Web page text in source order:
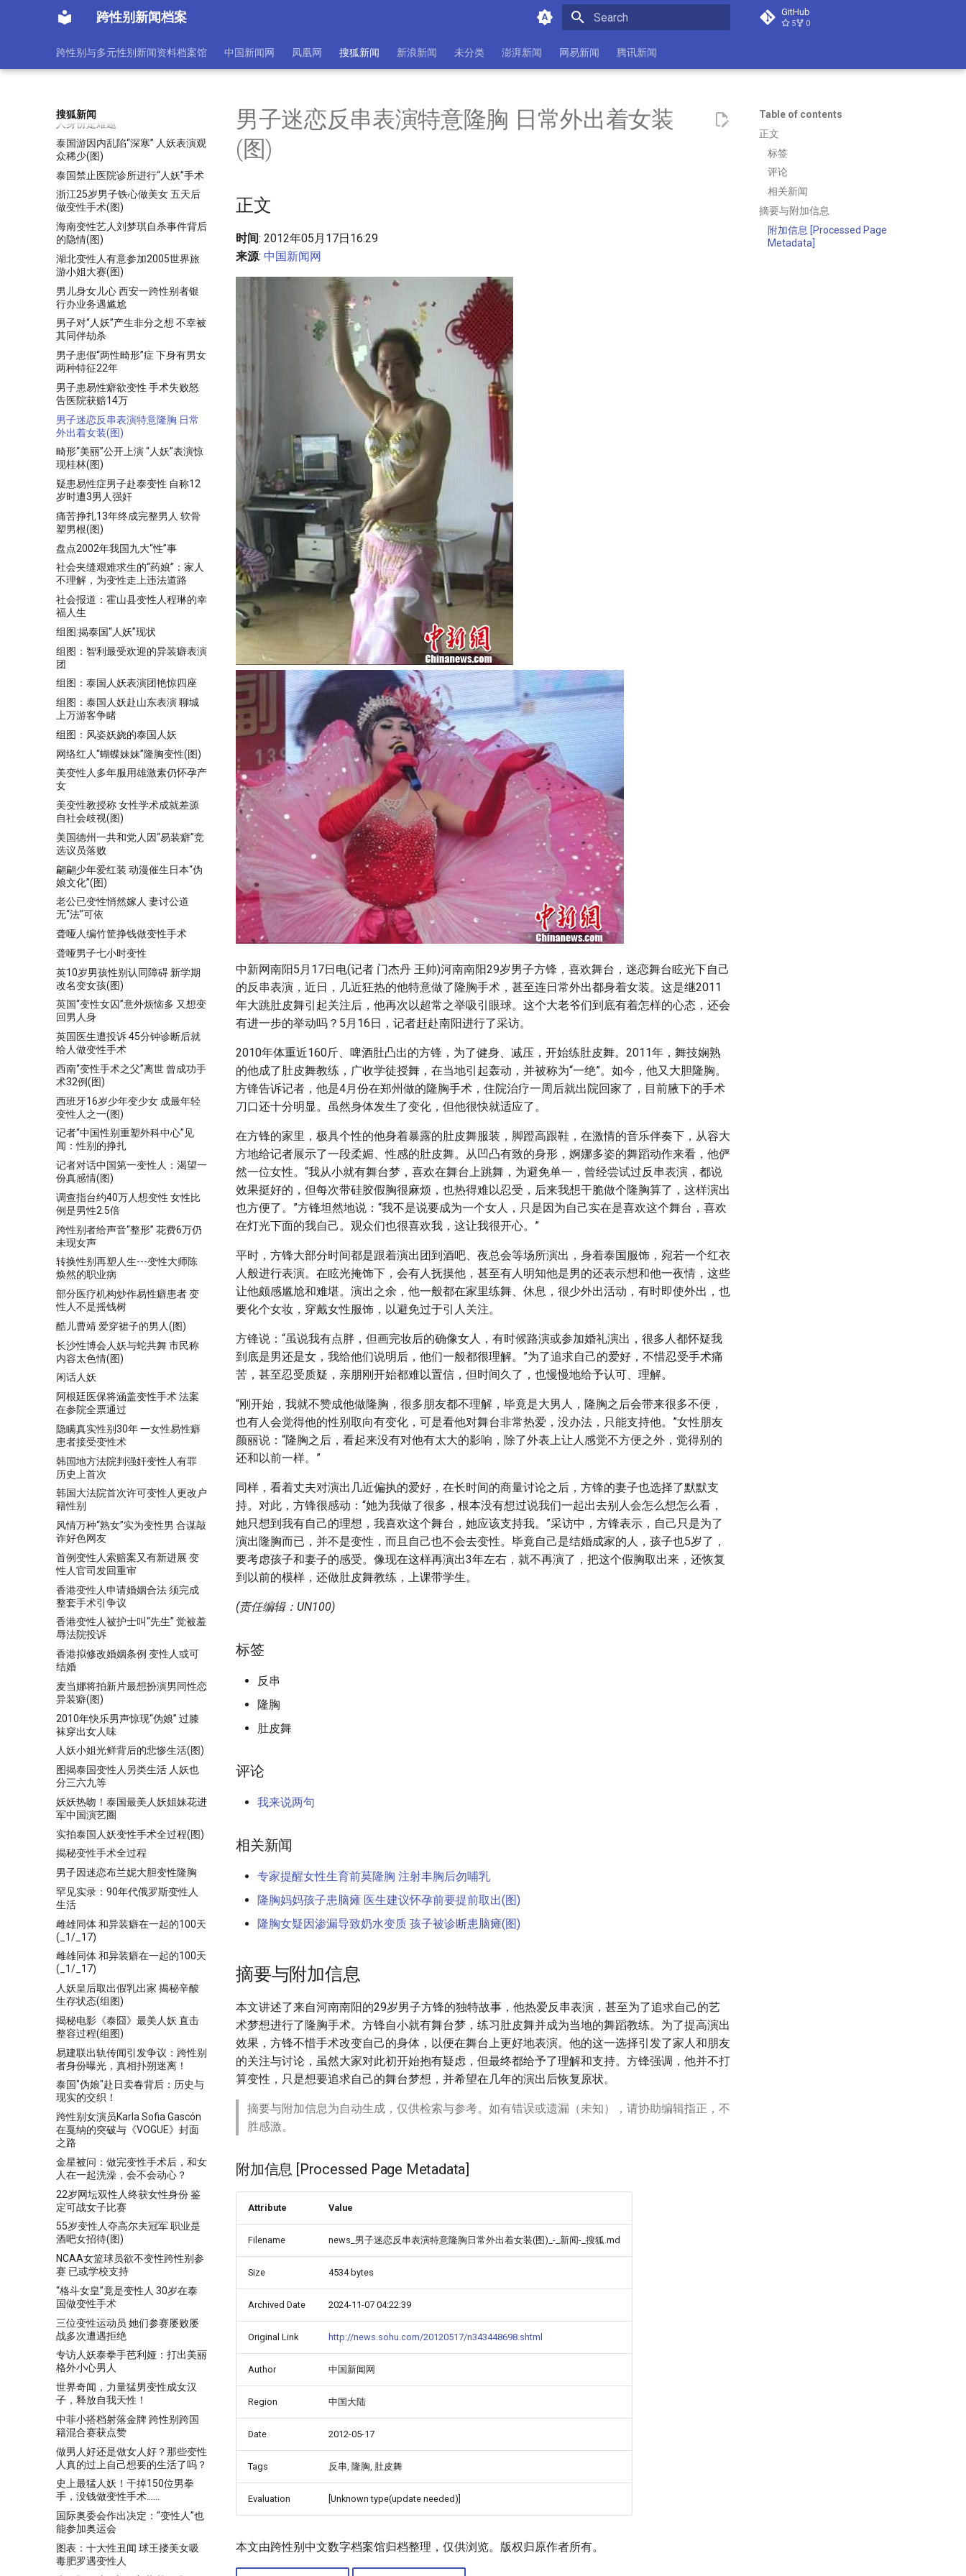
跨性别新闻档案 GitHub
5 0
跨性别与多元性别新闻资料档案馆 中国新闻网 凤凰网 搜狐新闻 新浪新闻 未分类 澎湃新闻 网易新闻 腾讯新闻
搜狐新闻
泰国人妖演出表演(组图)
泰国人妖的超级诱惑(图)
泰国人妖辛酸生活揭秘：竞争激烈
无缘爱情(图)
泰国变性手术不被中国承认 变性
人身份是难题
泰国游因内乱陷“深寒” 人妖表演观
众稀少(图)
泰国禁止医院诊所进行“人妖”手术
浙江25岁男子铁心做美女 五天后
做变性手术(图)
海南变性艺人刘梦琪自杀事件背后
的隐情(图)
湖北变性人有意参加2005世界旅
游小姐大赛(图)
男儿身女儿心 西安一跨性别者银
行办业务遇尴尬
男子对“人妖”产生非分之想 不幸被
其同伴劫杀
男子患假“两性畸形”症 下身有男女
两种特征22年
男子患易性癖欲变性 手术失败怒
告医院获赔14万
男子迷恋反串表演特意隆胸 日常
外出着女装(图)
畸形“美丽”公开上演 “人妖”表演惊
现桂林(图)
疑患易性症男子赴泰变性 自称12
岁时遭3男人强奸
痛苦挣扎13年终成完整男人 软骨
塑男根(图)
盘点2002年我国九大“性”事
社会夹缝艰难求生的“药娘”：家人
不理解，为变性走上违法道路
社会报道：霍山县变性人程琳的幸
福人生
组图:揭泰国“人妖”现状
组图：智利最受欢迎的异装癖表演
团
组图：泰国人妖表演团艳惊四座
组图：泰国人妖赴山东表演 聊城
上万游客争睹
组图：风姿妖娆的泰国人妖
网络红人“蝴蝶妹妹”隆胸变性(图)
美变性人多年服用雄激素仍怀孕产
女
美变性教授称 女性学术成就差源
自社会歧视(图)
美国德州一共和党人因“易装癖”竞
选议员落败
翩翩少年爱红装 动漫催生日本“伪
娘文化”(图)
老公已变性悄然嫁人 妻讨公道
无“法”可依
聋哑人编竹筐挣钱做变性手术
聋哑男子七小时变性
英10岁男孩性别认同障碍 新学期
改名变女孩(图)
英国“变性女囚”意外烦恼多 又想变
回男人身
英国医生遭投诉 45分钟诊断后就
给人做变性手术
西南“变性手术之父”离世 曾成功手
术32例(图)
西班牙16岁少年变少女 成最年轻
变性人之一(图)
记者“中国性别重塑外科中心”见
闻：性别的挣扎
记者对话中国第一变性人：渴望一
份真感情(图)
调查指台约40万人想变性 女性比
例是男性2.5倍
跨性别者给声音“整形” 花费6万仍
未现女声
转换性别再塑人生---变性大师陈
焕然的职业病
部分医疗机构炒作易性癖患者 变
性人不是摇钱树
酷儿曹靖 爱穿裙子的男人(图)
长沙性博会人妖与蛇共舞 市民称
内容太色情(图)
闲话人妖
阿根廷医保将涵盖变性手术 法案
在参院全票通过
隐瞒真实性别30年 一女性易性癖
患者接受变性术
韩国地方法院判强奸变性人有罪
历史上首次
韩国大法院首次许可变性人更改户
籍性别
风情万种“熟女”实为变性男 合谋敲
诈好色网友
首例变性人索赔案又有新进展 变
性人官司发回重审
香港变性人申请婚姻合法 须完成
整套手术引争议
香港变性人被护士叫“先生” 觉被羞
辱法院投诉
香港拟修改婚姻条例 变性人或可
结婚
麦当娜将拍新片最想扮演男同性恋
异装癖(图)
2010年快乐男声惊现“伪娘” 过膝
袜穿出女人味
人妖小姐光鲜背后的悲惨生活(图)
图揭泰国变性人另类生活 人妖也
分三六九等
妖妖热吻！泰国最美人妖姐妹花进
军中国演艺圈
实拍泰国人妖变性手术全过程(图)
揭秘变性手术全过程
男子因迷恋布兰妮大胆变性隆胸
罕见实录：90年代俄罗斯变性人
生活
雌雄同体 和异装癖在一起的100天
(_1/_17)
雌雄同体 和异装癖在一起的100天
(_1/_17)
人妖皇后取出假乳出家 揭秘辛酸
生存状态(组图)
揭秘电影《泰囧》最美人妖 直击
整容过程(组图)
易建联出轨传闻引发争议：跨性别
者身份曝光，真相扑朔迷离！
泰国"伪娘"赴日卖春背后：历史与
现实的交织！
跨性别女演员Karla Sofia Gascón
在戛纳的突破与《VOGUE》封面
之路
金星被问：做完变性手术后，和女
人在一起洗澡，会不会动心？
22岁网坛双性人终获女性身份 鉴
定可战女子比赛
55岁变性人夺高尔夫冠军 职业是
酒吧女招待(图)
NCAA女篮球员欲不变性跨性别参
赛 已或学校支持
“格斗女皇”竟是变性人 30岁在泰
国做变性手术
三位变性运动员 她们参赛屡败屡
战多次遭遇拒绝
专访人妖泰拳手芭利娅：打出美丽
格外小心男人
世界奇闻，力量猛男变性成女汉
子，释放自我天性！
中菲小搭档射落金牌 跨性别跨国
籍混合赛获点赞
做男人好还是做女人好？那些变性
人真的过上自己想要的生活了吗？
史上最猛人妖！干掉150位男拳
手，没钱做变性手术……
国际奥委会作出决定：“变性人”也
能参加奥运会
图表：十大性丑闻 球王搂美女吸
毒肥罗遇变性人
Table of contents
正文
标签
评论
相关新闻
摘要与附加信息
附加信息 [Processed Page
Metadata]
男子迷恋反串表演特意隆胸 日常外出着女装
(图)
正文
时间: 2012年05月17日16:29
来源: 中国新闻网
中新网南阳5月17日电(记者 门杰丹 王帅)河南南阳29岁男子方锋，喜欢舞台，迷恋舞台眩光下自己
的反串表演，近日，几近狂热的他特意做了隆胸手术，甚至连日常外出都身着女装。这是继2011
年大跳肚皮舞引起关注后，他再次以超常之举吸引眼球。这个大老爷们到底有着怎样的心态，还会
有进一步的举动吗？5月16日，记者赶赴南阳进行了采访。
2010年体重近160斤、啤酒肚凸出的方锋，为了健身、减压，开始练肚皮舞。2011年，舞技娴熟
的他成了肚皮舞教练，广收学徒授舞，在当地引起轰动，并被称为“一绝”。如今，他又大胆隆胸。
方锋告诉记者，他是4月份在郑州做的隆胸手术，住院治疗一周后就出院回家了，目前腋下的手术
刀口还十分明显。虽然身体发生了变化，但他很快就适应了。
在方锋的家里，极具个性的他身着暴露的肚皮舞服装，脚蹬高跟鞋，在激情的音乐伴奏下，从容大
方地给记者展示了一段柔媚、性感的肚皮舞。从凹凸有致的身形，婀娜多姿的舞蹈动作来看，他俨
然一位女性。“我从小就有舞台梦，喜欢在舞台上跳舞，为避免单一，曾经尝试过反串表演，都说
效果挺好的，但每次带硅胶假胸很麻烦，也热得难以忍受，后来我想干脆做个隆胸算了，这样演出
也方便了。”方锋坦然地说：“我不是说要成为一个女人，只是因为自己实在是喜欢这个舞台，喜欢
在灯光下面的我自己。观众们也很喜欢我，这让我很开心。”
平时，方锋大部分时间都是跟着演出团到酒吧、夜总会等场所演出，身着泰国服饰，宛若一个红衣
人般进行表演。在眩光掩饰下，会有人抚摸他，甚至有人明知他是男的还表示想和他一夜情，这些
让他颇感尴尬和难堪。演出之余，他一般都在家里练舞、休息，很少外出活动，有时即使外出，也
要化个女妆，穿戴女性服饰，以避免过于引人关注。
方锋说：“虽说我有点胖，但画完妆后的确像女人，有时候路演或参加婚礼演出，很多人都怀疑我
到底是男还是女，我给他们说明后，他们一般都很理解。”为了追求自己的爱好，不惜忍受手术痛
苦，甚至忍受质疑，亲朋刚开始都难以置信，但时间久了，也慢慢地给予认可、理解。
“刚开始，我就不赞成他做隆胸，很多朋友都不理解，毕竟是大男人，隆胸之后会带来很多不便，
也有人会觉得他的性别取向有变化，可是看他对舞台非常热爱，没办法，只能支持他。”女性朋友
颜丽说：“隆胸之后，看起来没有对他有太大的影响，除了外表上让人感觉不方便之外，觉得别的
还和以前一样。”
同样，看着丈夫对演出几近偏执的爱好，在长时间的商量讨论之后，方锋的妻子也选择了默默支
持。对此，方锋很感动：“她为我做了很多，根本没有想过说我们一起出去别人会怎么想怎么看，
她只想到我有自己的理想，我喜欢这个舞台，她应该支持我。”采访中，方锋表示，自己只是为了
演出隆胸而已，并不是变性，而且自己也不会去变性。毕竟自己是结婚成家的人，孩子也5岁了，
要考虑孩子和妻子的感受。像现在这样再演出3年左右，就不再演了，把这个假胸取出来，还恢复
到以前的模样，还做肚皮舞教练，上课带学生。
(责任编辑：UN100)
标签
反串
隆胸
肚皮舞
评论
我来说两句
相关新闻
专家提醒女性生育前莫隆胸 注射丰胸后勿哺乳
隆胸妈妈孩子患脑瘫 医生建议怀孕前要提前取出(图)
隆胸女疑因渗漏导致奶水变质 孩子被诊断患脑瘫(图)
摘要与附加信息
本文讲述了来自河南南阳的29岁男子方锋的独特故事，他热爱反串表演，甚至为了追求自己的艺
术梦想进行了隆胸手术。方锋自小就有舞台梦，练习肚皮舞并成为当地的舞蹈教练。为了提高演出
效果，方锋不惜手术改变自己的身体，以便在舞台上更好地表演。他的这一选择引发了家人和朋友
的关注与讨论，虽然大家对此初开始抱有疑虑，但最终都给予了理解和支持。方锋强调，他并不打
算变性，只是想要追求自己的舞台梦想，并希望在几年的演出后恢复原状。
摘要与附加信息为自动生成，仅供检索与参考。如有错误或遗漏（未知），请协助编辑指正，不
胜感激。
附加信息 [Processed Page Metadata]
Attribute Value
Filename news_男子迷恋反串表演特意隆胸日常外出着女装(图)_-_新闻-_搜狐.md
Size 4534 bytes
Archived Date 2024-11-07 04:22:39
Original Link http://news.sohu.com/20120517/n343448698.shtml
Author 中国新闻网
Region 中国大陆
Date 2012-05-17
Tags 反串, 隆胸, 肚皮舞
Evaluation [Unknown type(update needed)]
本文由跨性别中文数字档案馆归档整理，仅供浏览。版权归原作者所有。